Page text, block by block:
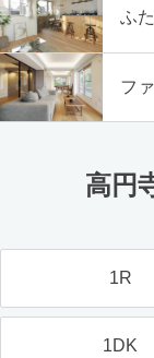
ふ
フ
高円
1R
1DK